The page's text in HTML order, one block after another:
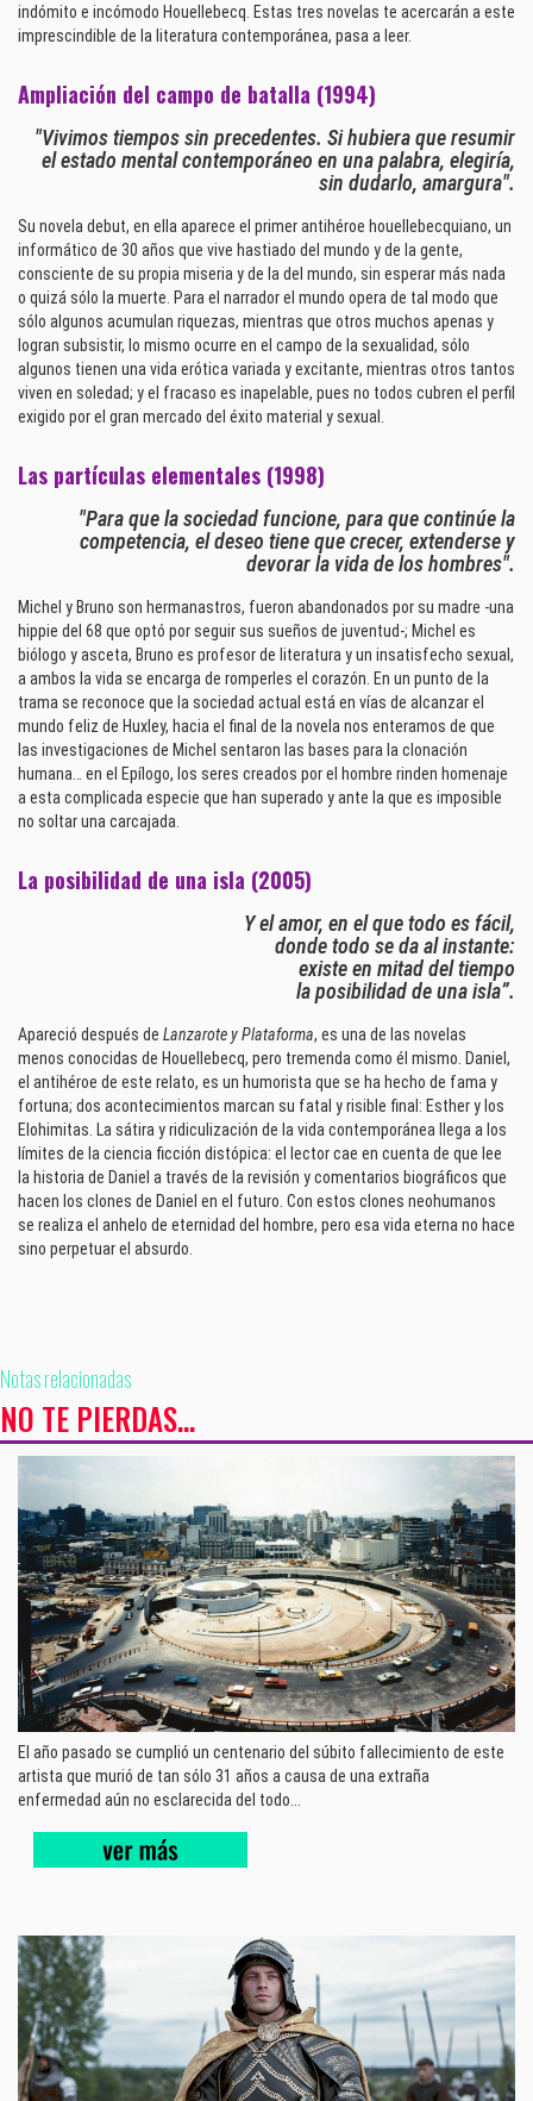
indómito e incómodo Houellebecq. Estas tres novelas te acercarán a este
imprescindible de la literatura contemporánea, pasa a leer.
Ampliación del campo de batalla (1994)
"Vivimos tiempos sin precedentes. Si hubiera que resumir
el estado mental contemporáneo en una palabra, elegiría,
sin dudarlo, amargura".
Su novela debut, en ella aparece el primer antihéroe houellebecquiano, un
informático de 30 años que vive hastiado del mundo y de la gente,
consciente de su propia miseria y de la del mundo, sin esperar más nada
o quizá sólo la muerte. Para el narrador el mundo opera de tal modo que
sólo algunos acumulan riquezas, mientras que otros muchos apenas y
logran subsistir, lo mismo ocurre en el campo de la sexualidad, sólo
algunos tienen una vida erótica variada y excitante, mientras otros tantos
viven en soledad; y el fracaso es inapelable, pues no todos cubren el perfil
exigido por el gran mercado del éxito material y sexual.
Las partículas elementales (1998)
"Para que la sociedad funcione, para que continúe la
competencia, el deseo tiene que crecer, extenderse y
devorar la vida de los hombres".
Michel y Bruno son hermanastros, fueron abandonados por su madre -una
hippie del 68 que optó por seguir sus sueños de juventud-; Michel es
biólogo y asceta, Bruno es profesor de literatura y un insatisfecho sexual,
a ambos la vida se encarga de romperles el corazón. En un punto de la
trama se reconoce que la sociedad actual está en vías de alcanzar el
mundo feliz de Huxley, hacia el final de la novela nos enteramos de que
las investigaciones de Michel sentaron las bases para la clonación
humana… en el Epílogo, los seres creados por el hombre rinden homenaje
a esta complicada especie que han superado y ante la que es imposible
no soltar una carcajada.
La posibilidad de una isla (2005)
Y el amor, en el que todo es fácil,
donde todo se da al instante:
existe en mitad del tiempo
la posibilidad de una isla”.
Apareció después de Lanzarote y Plataforma, es una de las novelas
menos conocidas de Houellebecq, pero tremenda como él mismo. Daniel,
el antihéroe de este relato, es un humorista que se ha hecho de fama y
fortuna; dos acontecimientos marcan su fatal y risible final: Esther y los
Elohimitas. La sátira y ridiculización de la vida contemporánea llega a los
límites de la ciencia ficción distópica: el lector cae en cuenta de que lee
la historia de Daniel a través de la revisión y comentarios biográficos que
hacen los clones de Daniel en el futuro. Con estos clones neohumanos
se realiza el anhelo de eternidad del hombre, pero esa vida eterna no hace
sino perpetuar el absurdo.
Notas relacionadas
NO TE PIERDAS...
El año pasado se cumplió un centenario del súbito fallecimiento de este
artista que murió de tan sólo 31 años a causa de una extraña
enfermedad aún no esclarecida del todo...